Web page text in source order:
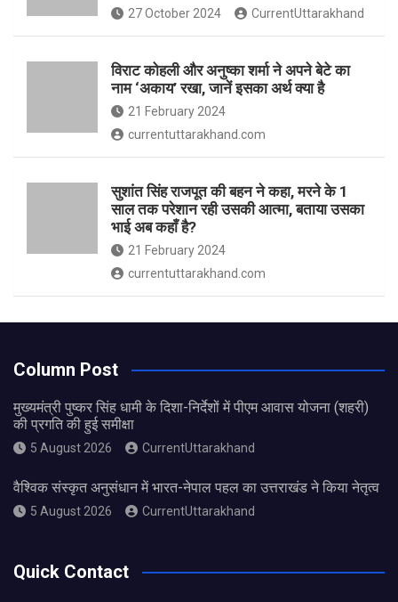
27 October 2024 CurrentUttarakhand
विराट कोहली और अनुष्का शर्मा ने अपने बेटे का
नाम ‘अकाय’ रखा, जानें इसका अर्थ क्‍या है
21 February 2024
currentuttarakhand.com
सुशांत सिंह राजपूत की बहन ने कहा, मरने के 1
साल तक परेशान रही उसकी आत्मा, बताया उसका
भाई अब कहाँ है?
21 February 2024
currentuttarakhand.com
Column Post
मुख्यमंत्री पुष्कर सिंह धामी के दिशा-निर्देशों में पीएम आवास योजना (शहरी)
की प्रगति की हुई समीक्षा
5 August 2026 CurrentUttarakhand
वैश्विक संस्कृत अनुसंधान में भारत-नेपाल पहल का उत्तराखंड ने किया नेतृत्व
5 August 2026 CurrentUttarakhand
Quick Contact